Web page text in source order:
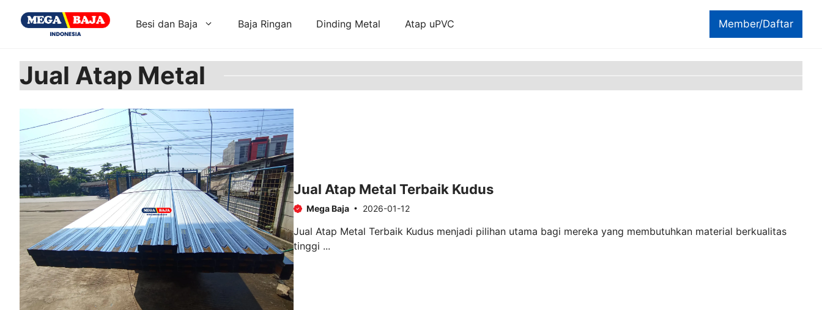
Member/Daftar
Besi dan Baja Baja Ringan Dinding Metal Atap uPVC
Jual Atap Metal
Jual Atap Metal Terbaik Kudus
Mega Baja 2026-01-12
Jual Atap Metal Terbaik Kudus menjadi pilihan utama bagi mereka yang membutuhkan material berkualitas
tinggi ...